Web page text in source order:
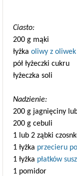
Ciasto:
200 g mąki
łyżka oliwy z oliwek
pół łyżeczki cukru
łyżeczka soli
Nadzienie:
200 g jagnięciny
200 g cebuli
1 lub 2 ząbki
1 łyżka przecieru
1 łyżka płatków
1 pomidor